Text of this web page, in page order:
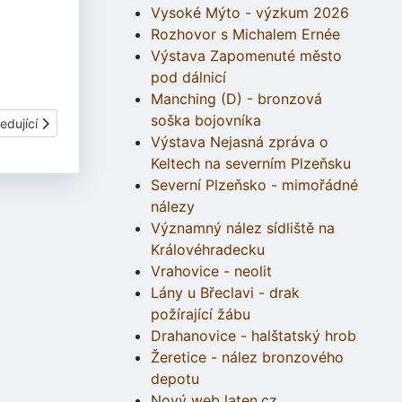
článek: Koryta - hradiště
Vysoké Mýto - výzkum 2026
Rozhovor s Michalem Ernée
Výstava Zapomenuté město
pod dálnicí
Manching (D) - bronzová
soška bojovníka
Výstava Nejasná zpráva o
Keltech na severním Plzeňsku
Severní Plzeňsko - mimořádné
nálezy
Významný nález sídliště na
Královéhradecku
Vrahovice - neolit
Lány u Břeclavi - drak
požírající žábu
Drahanovice - halštatský hrob
Žeretice - nález bronzového
depotu